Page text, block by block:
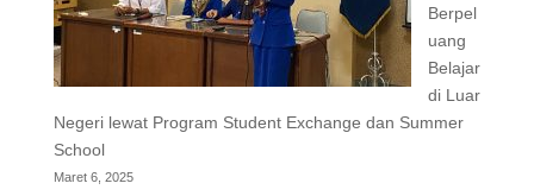
Berpel
uang
Belajar
di Luar
Negeri lewat Program Student Exchange dan Summer
School
Maret 6, 2025